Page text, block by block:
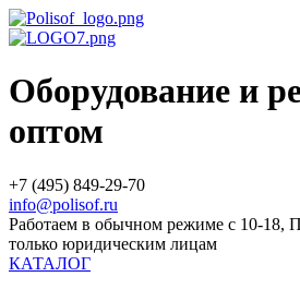
Оборудование и
оптом
+7 (495) 849-29-70
info@polisof.ru
Работаем в обычном режиме с 10-18,
только юридическим лицам
КАТАЛОГ